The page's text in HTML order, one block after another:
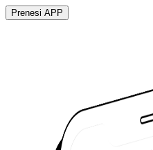
Prenesi APP